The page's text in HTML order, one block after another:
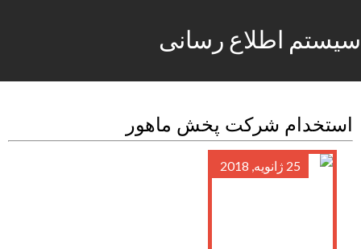
سیستم اطلاع رسانی
استخدام شرکت پخش ماهور
25 ژانویه, 2018